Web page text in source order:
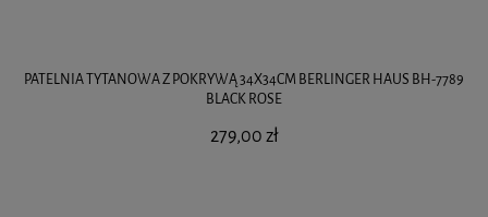
PATELNIA TYTANOWA Z POKRYWĄ 34X34CM BERLINGER HAUS BH-7789
BLACK ROSE
279,00 zł